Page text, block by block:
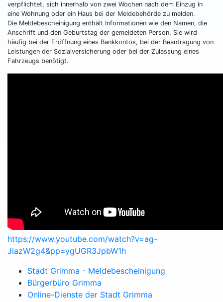
verpflichtet, sich innerhalb von zwei Wochen nach dem Einzug in
eine Wohnung oder ein Haus bei der Meldebehörde zu melden.
Die Meldebescheinigung enthält Informationen wie den Namen, die
Anschrift und den Geburtstag der gemeldeten Person. Sie wird
häufig bei der Eröffnung eines Bankkontos, bei der Beantragung von
Leistungen der Sozialversicherung oder bei der Zulassung eines
Fahrzeugs benötigt.
https://www.youtube.com/watch?v=ag-
JiazW2g4&pp=ygUGR3JpbW1h
Stadt Grimma - Meldebescheinigung
Bürgerbüro Grimma
Online-Dienste der Stadt Grimma